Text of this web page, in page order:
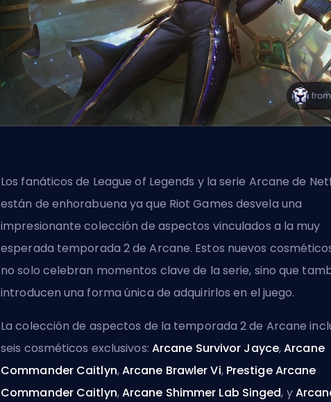
Los fanáticos de League of Legends y la serie Arcane de
están de enhorabuena ya que Riot Games desvela una
impresionante colección de aspectos vinculados a la muy
esperada temporada 2 de Arcane. Estos nuevos
no solo celebran momentos clave de la serie, sino que
introducen una forma única de adquirirlos en el juego.
La colección de aspectos de la temporada 2 de Arcane
seis cosméticos exclusivos: Arcane Survivor Jayce,Arcane
Commander Caitlyn,Arcane Brawler Vi, Prestige Arcane
Commander Caitlyn,Arcane Shimmer Lab Singed, y